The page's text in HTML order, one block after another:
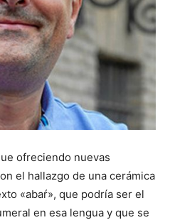
ofreciendo nuevas
el hallazgo de una cerámica
«abaŕ», que podría ser el
en esa lengua y que se